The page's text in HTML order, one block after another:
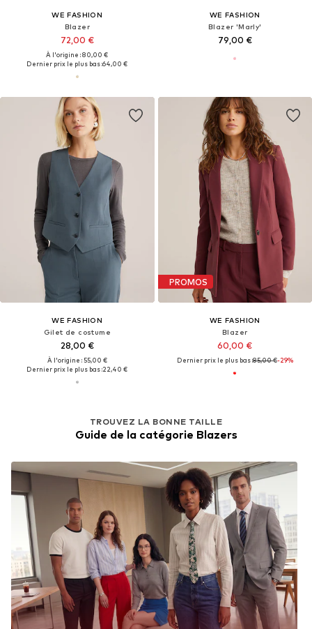
WE FASHION
Blazer
72,00 €
À l'origine : 80,00 €
Dernier prix le plus bas :64,00 €
WE FASHION
Blazer 'Marly'
79,00 €
WE FASHION
Gilet de costume
28,00 €
À l'origine : 55,00 €
Dernier prix le plus bas :22,40 €
PROMOS
WE FASHION
Blazer
60,00 €
Dernier prix le plus bas :85,00 €-29%
TROUVEZ LA BONNE TAILLE
Guide de la catégorie Blazers